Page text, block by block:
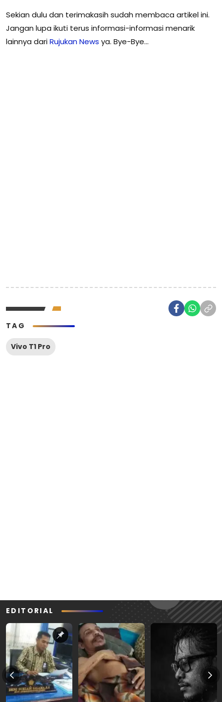
Sekian dulu dan terimakasih sudah membaca artikel ini.
Jangan lupa ikuti terus informasi-informasi menarik
lainnya dariRujukan News ya. Bye-Bye…
TAG
Vivo T1 Pro
EDITORIAL